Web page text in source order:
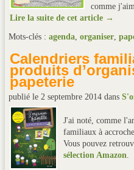
comme
Lire la suite de cet article →
Mots-clés : agenda, organiser,
Calendriers
produits
papeterie
publié le 2 septembre 2014 dans
J'ai noté, comme
familiaux à
Vous pouvez
sélection Amazon.